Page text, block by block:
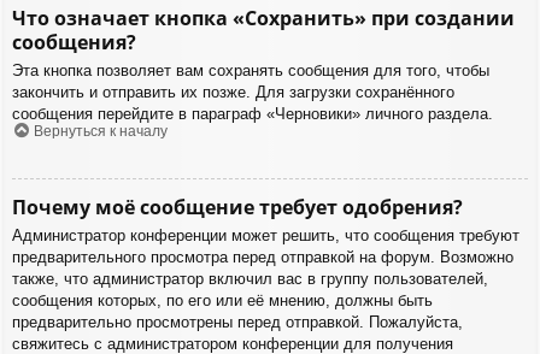
Что означает кнопка «Сохранить» при создании
сообщения?
Эта кнопка позволяет вам сохранять сообщения для того, чтобы
закончить и отправить их позже. Для загрузки сохранённого
сообщения перейдите в параграф «Черновики» личного раздела.
Вернуться к началу
Почему моё сообщение требует одобрения?
Администратор конференции может решить, что сообщения требуют
предварительного просмотра перед отправкой на форум. Возможно
также, что администратор включил вас в группу пользователей,
сообщения которых, по его или её мнению, должны быть
предварительно просмотрены перед отправкой. Пожалуйста,
свяжитесь с администратором конференции для получения